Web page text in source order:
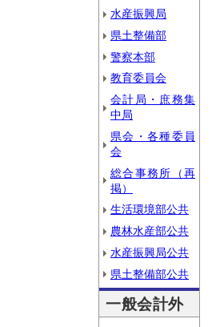
水産振興局
県土整備部
警察本部
教育委員会
会計局・庶務集
中局
県会・各種委員
会
総合事務所（再
掲）
生活環境部公共
農林水産部公共
水産振興局公共
県土整備部公共
一般会計外